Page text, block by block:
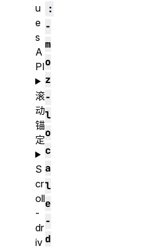
:
-
m
o
z
-
l
o
c
a
l
e
-
d
u
e
s
A
PI
滚
动
锚
定
S
cr
oll
-
dr
iv